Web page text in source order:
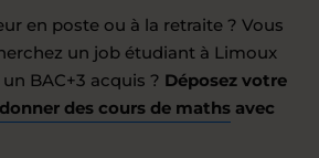
en poste ou à la retraite ? Vous
un job étudiant à Limoux
BAC+3 acquis ? Déposez votre
donner des cours de maths avec